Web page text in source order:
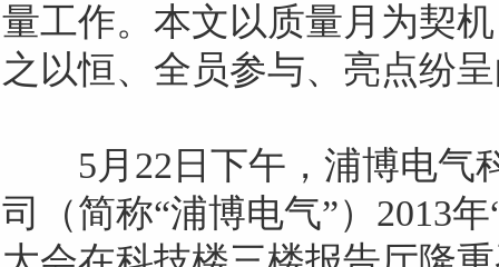
量工作。本文以质量月为契
之以恒、全员参与、亮点纷
5月 22 日下午，浦博电气
司（简称“浦博电气”） 2013年